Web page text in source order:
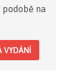
na
VYDÁNÍ